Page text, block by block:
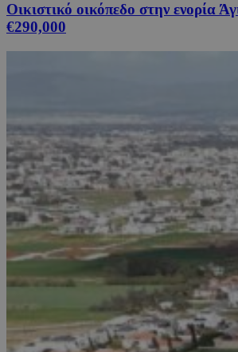
Οικιστικό οικόπεδο στην ενορία
€290,000